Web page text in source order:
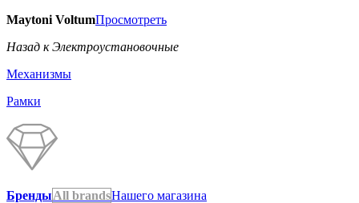
Maytoni VoltumПросмотреть
Назад к Электроустановочные
Механизмы
Рамки
БрендыAll brandsНашего магазина